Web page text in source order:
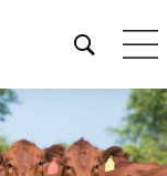
Open
site
search
form